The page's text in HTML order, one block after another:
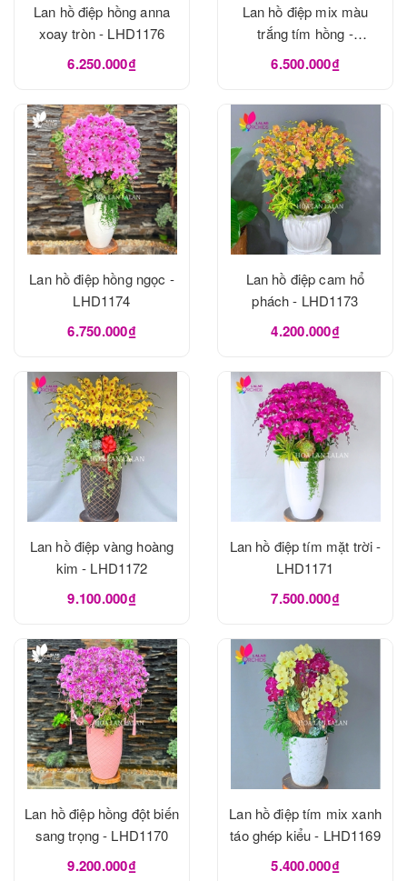
Lan hồ điệp hồng anna
xoay tròn - LHD1176
6.250.000₫
Lan hồ điệp mix màu
trắng tím hồng -
LHD1175
6.500.000₫
Lan hồ điệp hồng ngọc -
LHD1174
6.750.000₫
Lan hồ điệp cam hổ
phách - LHD1173
4.200.000₫
Lan hồ điệp vàng hoàng
kim - LHD1172
9.100.000₫
Lan hồ điệp tím mặt trời -
LHD1171
7.500.000₫
Lan hồ điệp hồng đột biến
sang trọng - LHD1170
9.200.000₫
Lan hồ điệp tím mix xanh
táo ghép kiểu - LHD1169
5.400.000₫